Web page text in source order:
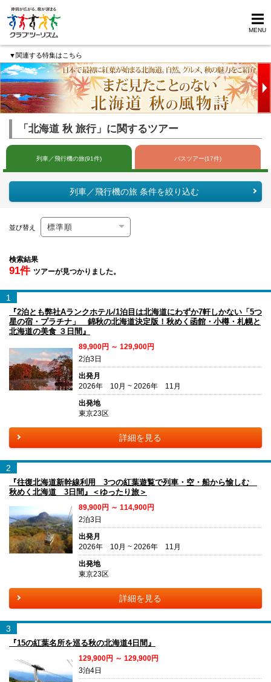
MENU
▼関連する特集はこちら
「北海道 秋 旅行」に関するツアー
列車／飛行機の旅(91件) バスツアー(17件)
列車／飛行機の旅 条件を絞り込む
並び替え
検索結果
91件 ツアーが見つかりました。
1
『2泊とも弊社Aランクホテル/1泊目は北海道にわずか7軒しかない「5つ
星の宿・プラチナ」 錦秋の北海道決定版！秋めく函館・小樽・札幌と
北海道の美食 ３日間』
89,900円 ～ 129,900円
2泊3日
出発月
2026年 10月 ~ 2026年 11月
出発地
東京23区
詳細を見る
2
『往復北海道新幹線利用 3つの紅葉遊覧で列車・空・船から愉しむ
秋めく北海道 3日間』＜ゆったり旅＞
89,900円 ～ 114,900円
2泊3日
出発月
2026年 10月 ~ 2026年 11月
出発地
東京23区
詳細を見る
3
『15の紅葉名所を巡る秋の北海道4日間』
129,900円 ～ 129,900円
3泊4日